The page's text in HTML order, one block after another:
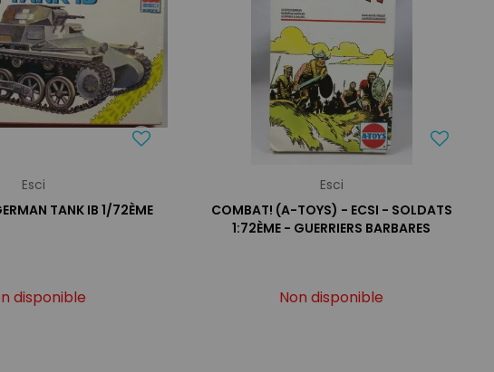
Esci
TANK IB 1/72ÈME
disponible
Esci
COMBAT! (A-TOYS) - ECSI - SOLDATS
1:72ÈME - GUERRIERS BARBARES
Non disponible